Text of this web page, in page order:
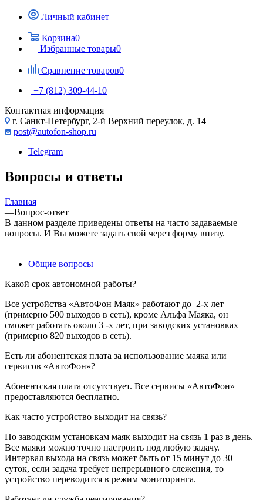
Личный кабинет
Корзина0
Избранные товары0
Сравнение товаров0
+7 (812) 309-44-10
Контактная информация
г. Санкт-Петербург, 2-й Верхний переулок, д. 14
post@autofon-shop.ru
Telegram
Вопросы и ответы
Главная
—Вопрос-ответ
В данном разделе приведены ответы на часто задаваемые
вопросы. И Вы можете задать свой через форму внизу.
Общие вопросы
Какой срок автономной работы?
Все устройства «АвтоФон Маяк» работают до 2-х лет
(примерно 500 выходов в сеть), кроме Альфа Маяка, он
сможет работать около 3 -х лет, при заводских установках
(примерно 820 выходов в сеть).
Есть ли абонентская плата за использование маяка или
сервисов «АвтоФон»?
Абонентская плата отсутствует. Все сервисы «АвтоФон»
предоставляются бесплатно.
Как часто устройство выходит на связь?
По заводским установкам маяк выходит на связь 1 раз в день.
Все маяки можно точно настроить под любую задачу.
Интервал выхода на связь может быть от 15 минут до 30
суток, если задача требует непрерывного слежения, то
устройство переводится в режим мониторинга.